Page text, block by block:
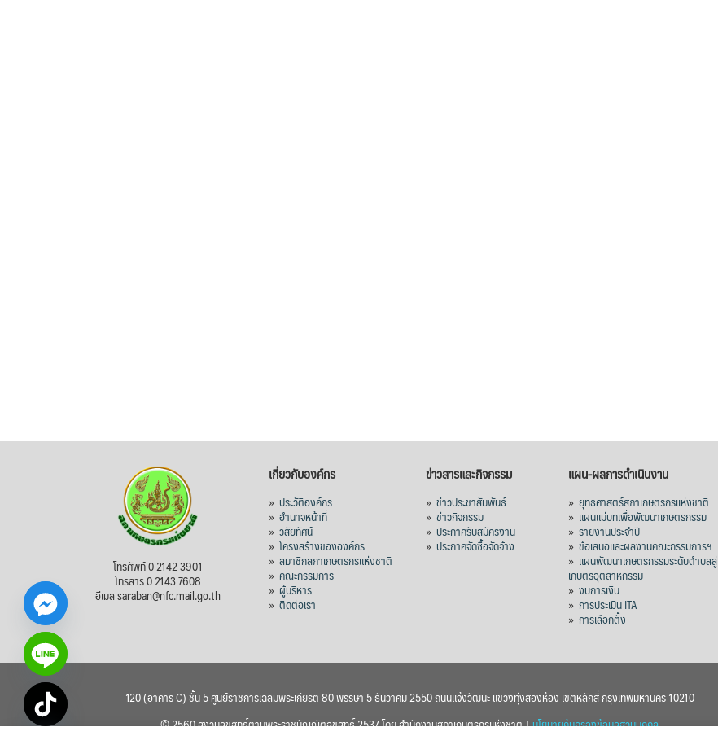
โทรศัพท์ 0 2142 3901
โทรสาร 0 2143 7608
อีเมล saraban@nfc.mail.go.th
เกี่ยวกับองค์กร
»ประวัติองค์กร
»อำนาจหน้าที่
»วิสัยทัศน์
»โครงสร้างขององค์กร
»สมาชิกสภาเกษตรกรแห่งชาติ
»คณะกรรมการ
» ผู้บริหาร
»ติดต่อเรา
ข่าวสารและกิจกรรม
»ข่าวประชาสัมพันธ์
»ข่าวกิจกรรม
»ประกาศรับสมัครงาน
»ประกาศจัดซื้อจัดจ้าง
แผน-ผลการดำเนินงาน
» ยุทธศาสตร์สภาเกษตรกรแห่งชาติ
» แผนแม่บทเพื่อพัฒนาเกษตรกรรม
» รายงานประจำปี
» ข้อเสนอและผลงานคณะกรรมการฯ
» แผนพัฒนาเกษตรกรรมระดับตำบลสู่
เกษตรอุตสาหกรรม
» งบการเงิน
» การประเมิน ITA
» การเลือกตั้ง
120 (อาคาร C) ชั้น 5 ศูนย์ราชการเฉลิมพระเกียรติ 80 พรรษา 5 ธันวาคม 2550 ถนนแจ้งวัฒนะ แขวงทุ่งสองห้อง เขตหลักสี่ กรุงเทพมหานคร 10210
© 2560 สงวนลิขสิทธิ์ตามพระราชบัญญัติลิขสิทธิ์ 2537 โดย สำนักงานสภาเกษตรกรแห่งชาติ |นโยบายคุ้มครองข้อมูลส่วนบุคคล
Hide
chaty